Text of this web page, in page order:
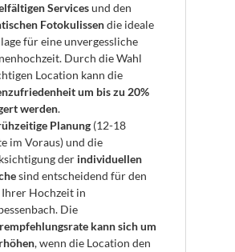
Services
Fotokulissen die ideale
für eine unvergessliche
Durch die Wahl
um bis zu 20%
werden.
Planung (12-18
im Voraus) und die
der individuellen
sind entscheidend für den
Hochzeit in
kann sich um
, wenn die Location den